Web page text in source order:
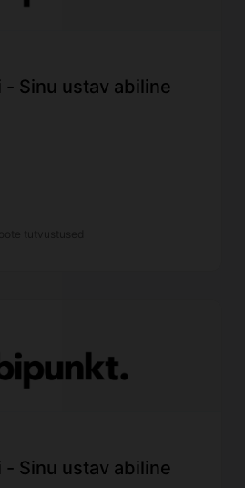
- Sinu ustav abiline
- Sinu ustav abiline